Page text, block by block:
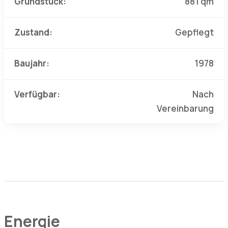
Zustand: Gepflegt
Baujahr: 1978
Verfügbar:
Nach
Vereinbarung
Energie